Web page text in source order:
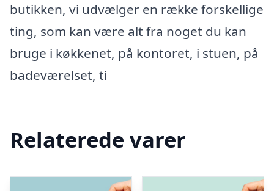
butikken, vi udvælger en række forskellige
ting, som kan være alt fra noget du kan
bruge i køkkenet, på kontoret, i stuen, på
badeværelset, ti
Relaterede varer